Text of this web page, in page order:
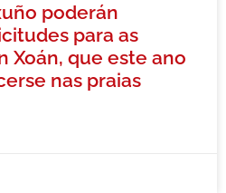
poderán
para as
Xoán, que este ano
nas praias